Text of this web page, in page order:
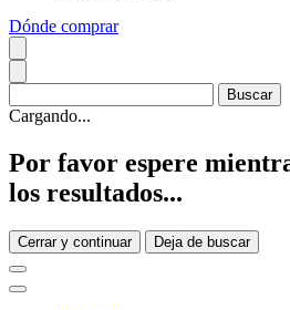
Dónde comprar
Cargando...
Por favor espere
los resultados...
Cerrar y continuar Deja de buscar